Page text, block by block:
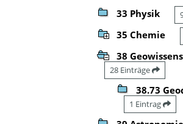
33 Physik
35 Chemie
38
28 Einträge
38.73
1 Eintrag